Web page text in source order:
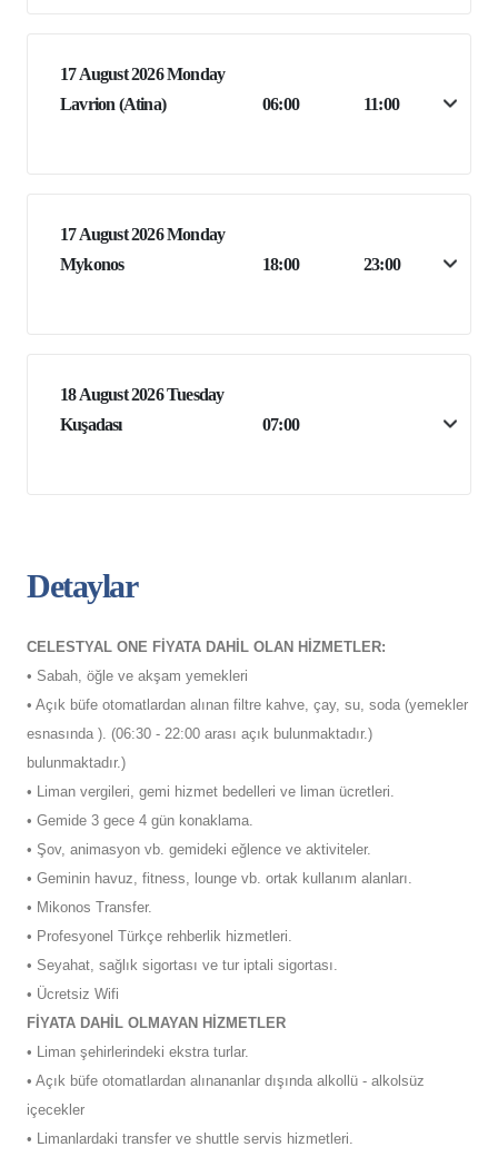
17 August 2026 Monday
Lavrion (Atina)
06:00 11:00
17 August 2026 Monday
Mykonos
18:00 23:00
18 August 2026 Tuesday
Kuşadası
07:00
Detaylar
CELESTYAL ONE FİYATA DAHİL OLAN HİZMETLER:
• Sabah, öğle ve akşam yemekleri
• Açık büfe otomatlardan alınan filtre kahve, çay, su, soda (yemekler
esnasında ). (06:30 - 22:00 arası açık bulunmaktadır.)
bulunmaktadır.)
• Liman vergileri, gemi hizmet bedelleri ve liman ücretleri.
• Gemide 3 gece 4 gün konaklama.
• Şov, animasyon vb. gemideki eğlence ve aktiviteler.
• Geminin havuz, fitness, lounge vb. ortak kullanım alanları.
• Mikonos Transfer.
• Profesyonel Türkçe rehberlik hizmetleri.
• Seyahat, sağlık sigortası ve tur iptali sigortası.
• Ücretsiz Wifi
FİYATA DAHİL OLMAYAN HİZMETLER
• Liman şehirlerindeki ekstra turlar.
• Açık büfe otomatlardan alınananlar dışında alkollü - alkolsüz
içecekler
• Limanlardaki transfer ve shuttle servis hizmetleri.